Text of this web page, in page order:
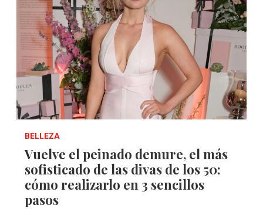
BELLEZA
Vuelve el peinado demure, el más
sofisticado de las divas de los 50:
cómo realizarlo en 3 sencillos
pasos